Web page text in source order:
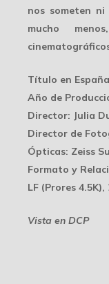
nos someten
mucho
Título en España
Año de
Director: Julia
Director de
Ópticas: Zeiss
Formato y
LF (Prores 4.5K),
Vista en DCP